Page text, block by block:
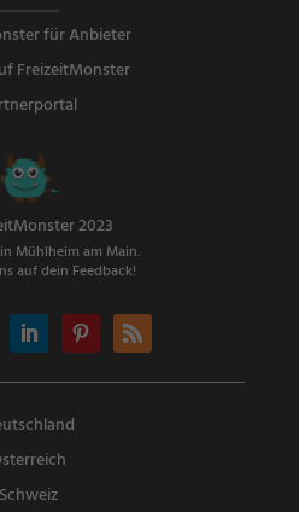
für Anbieter
FreizeitMonster
2023
Mühlheim am Main.
auf dein Feedback!
Schweiz